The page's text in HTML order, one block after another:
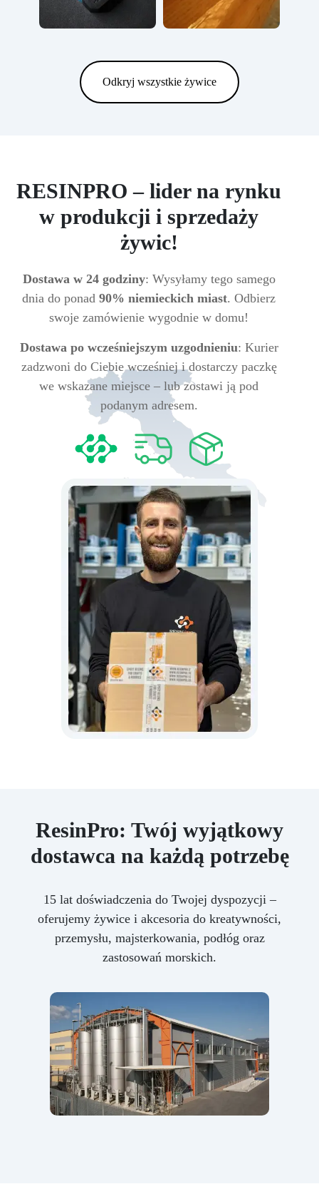
Odkryj wszystkie żywice
RESINPRO – lider na rynku
w produkcji i sprzedaży
żywic!
Dostawa w 24 godziny: Wysyłamy tego samego
dnia do ponad 90% niemieckich miast. Odbierz
swoje zamówienie wygodnie w domu!
Dostawa po wcześniejszym uzgodnieniu: Kurier
zadzwoni do Ciebie wcześniej i dostarczy paczkę
we wskazane miejsce – lub zostawi ją pod
podanym adresem.
ResinPro: Twój wyjątkowy
dostawca na każdą potrzebę
15 lat doświadczenia do Twojej dyspozycji –
oferujemy żywice i akcesoria do kreatywności,
przemysłu, majsterkowania, podłóg oraz
zastosowań morskich.